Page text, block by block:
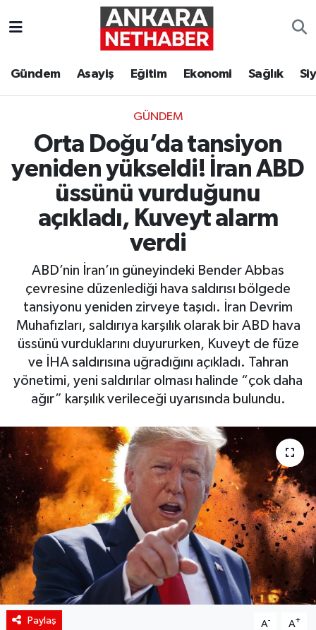
Gündem Asayiş Eğitim Ekonomi Sağlık
GÜNDEM
Orta Doğu’da tansiyon
yeniden yükseldi! İran ABD
üssünü vurduğunu
açıkladı, Kuveyt alarm
verdi
ABD’nin İran’ın güneyindeki Bender Abbas
çevresine düzenlediği hava saldırısı bölgede
tansiyonu yeniden zirveye taşıdı. İran Devrim
Muhafızları, saldırıya karşılık olarak bir ABD hava
üssünü vurduklarını duyururken, Kuveyt de füze
ve İHA saldırısına uğradığını açıkladı. Tahran
yönetimi, yeni saldırılar olması halinde “çok daha
ağır” karşılık verileceği uyarısında bulundu.
Paylaş A- A+
Ekonomi
Gündem
Kim Kimdir Nereli
Resmi İlanlar
Sağlık
Siyaset
Spor
Yaşam
Ankara Hava Durumu
Tüm Manşetler
Son Dakika Haberleri
Haber Arşivi